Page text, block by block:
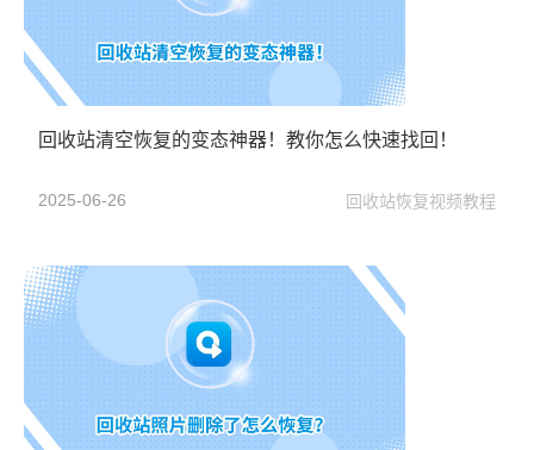
回收站清空恢复的变态神器！教你怎么快速找回！
2025-06-26 回收站恢复视频教程